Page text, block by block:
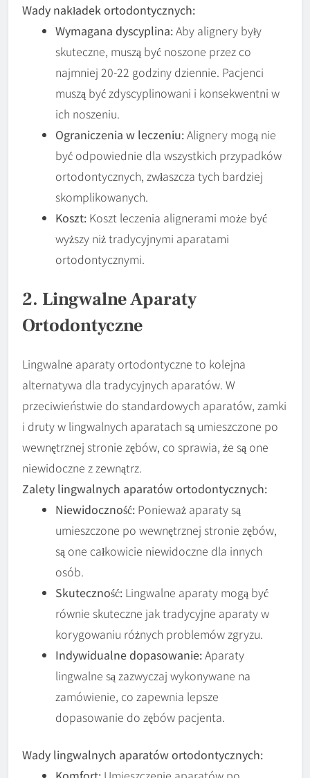
Wady nakładek ortodontycznych:
Wymagana dyscyplina:Aby alignery były
skuteczne, muszą być noszone przez co
najmniej 20-22 godziny dziennie. Pacjenci
muszą być zdyscyplinowani i konsekwentni w
ich noszeniu.
Ograniczenia w leczeniu:Alignery mogą nie
być odpowiednie dla wszystkich przypadków
ortodontycznych, zwłaszcza tych bardziej
skomplikowanych.
Koszt: Koszt leczenia alignerami może być
wyższy niż tradycyjnymi aparatami
ortodontycznymi.
2. Lingwalne Aparaty
Ortodontyczne
Lingwalne aparaty ortodontyczne to kolejna
alternatywa dla tradycyjnych aparatów. W
przeciwieństwie do standardowych aparatów, zamki
i druty w lingwalnych aparatach są umieszczone po
wewnętrznej stronie zębów, co sprawia, że są one
niewidoczne z zewnątrz.
Zalety lingwalnych aparatów ortodontycznych:
Niewidoczność: Ponieważ aparaty są
umieszczone po wewnętrznej stronie zębów,
są one całkowicie niewidoczne dla innych
osób.
Skuteczność: Lingwalne aparaty mogą być
równie skuteczne jak tradycyjne aparaty w
korygowaniu różnych problemów zgryzu.
Indywidualne dopasowanie:Aparaty
lingwalne są zazwyczaj wykonywane na
zamówienie, co zapewnia lepsze
dopasowanie do zębów pacjenta.
Wady lingwalnych aparatów ortodontycznych: